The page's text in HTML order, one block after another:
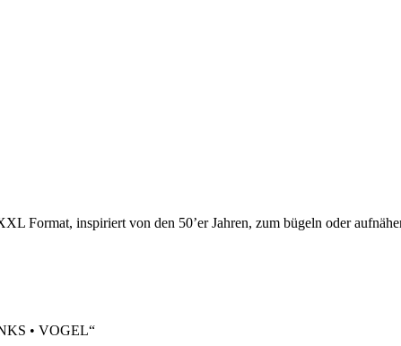
Format, inspiriert von den 50’er Jahren, zum bügeln oder
• VOGEL“